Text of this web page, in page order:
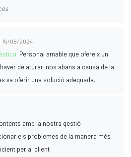
15/08/2024
Personal amable que ofereix un
de aturar-nos abans a causa de la
va oferir una solució adequada.
amb la nostra gestió
els problemes de la manera més
per al client